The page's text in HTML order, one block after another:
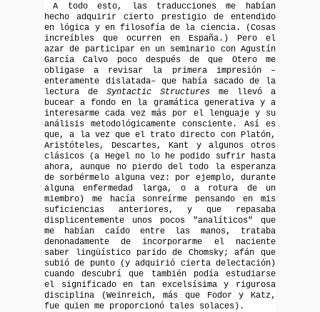
A todo esto, las traducciones me habían
hecho adquirir cierto prestigio de entendido
en lógica y en filosofía de la ciencia. (Cosas
increíbles que ocurren en España.) Pero el
azar de participar en un seminario con Agustín
García Calvo poco después de que Otero me
obligase a revisar la primera impresión –
enteramente dislatada– que había sacado de la
lectura deSyntactic Structures me llevó a
bucear a fondo en la gramática generativa y a
interesarme cada vez más por el lenguaje y su
análisis metodológicamente consciente. Así es
que, a la vez que el trato directo con Platón,
Aristóteles, Descartes, Kant y algunos otros
clásicos (a Hegel no lo he podido sufrir hasta
ahora, aunque no pierdo del todo la esperanza
de sorbérmelo alguna vez: por ejemplo, durante
alguna enfermedad larga, o a rotura de un
miembro) me hacía sonreírme pensando en mis
suficiencias anteriores, y que repasaba
displicentemente unos pocos "analíticos" que
me habían caído entre las manos, trataba
denonadamente de incorporarme el naciente
saber lingüístico parido de Chomsky; afán que
subió de punto (y adquirió cierta delectación)
cuando descubrí que también podía estudiarse
el significado en tan excelsísima y rigurosa
disciplina (Weinreich, más que Fodor y Katz,
fue quien me proporcionó tales solaces).